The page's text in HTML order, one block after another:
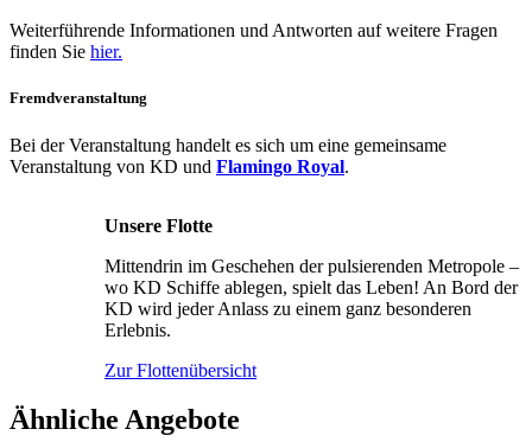
Weiterführende Informationen und Antworten auf weitere Fragen
finden Sie hier.
Fremdveranstaltung
Bei der Veranstaltung handelt es sich um eine gemeinsame
Veranstaltung von KD und Flamingo Royal.
Unsere Flotte
Mittendrin im Geschehen der pulsierenden Metropole –
wo KD Schiffe ablegen, spielt das Leben! An Bord der
KD wird jeder Anlass zu einem ganz besonderen
Erlebnis.
Zur Flottenübersicht
Ähnliche Angebote